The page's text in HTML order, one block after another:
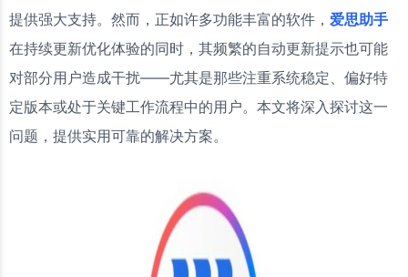
提供强大支持。然而，正如许多功能丰富的软件， 爱思助手
在持续更新优化体验的同时，其频繁的自动更新提示也可能
对部分用户造成干扰——尤其是那些注重系统稳定、偏好特
定版本或处于关键工作流程中的用户。本文将深入探讨这一
问题，提供实用可靠的解决方案。